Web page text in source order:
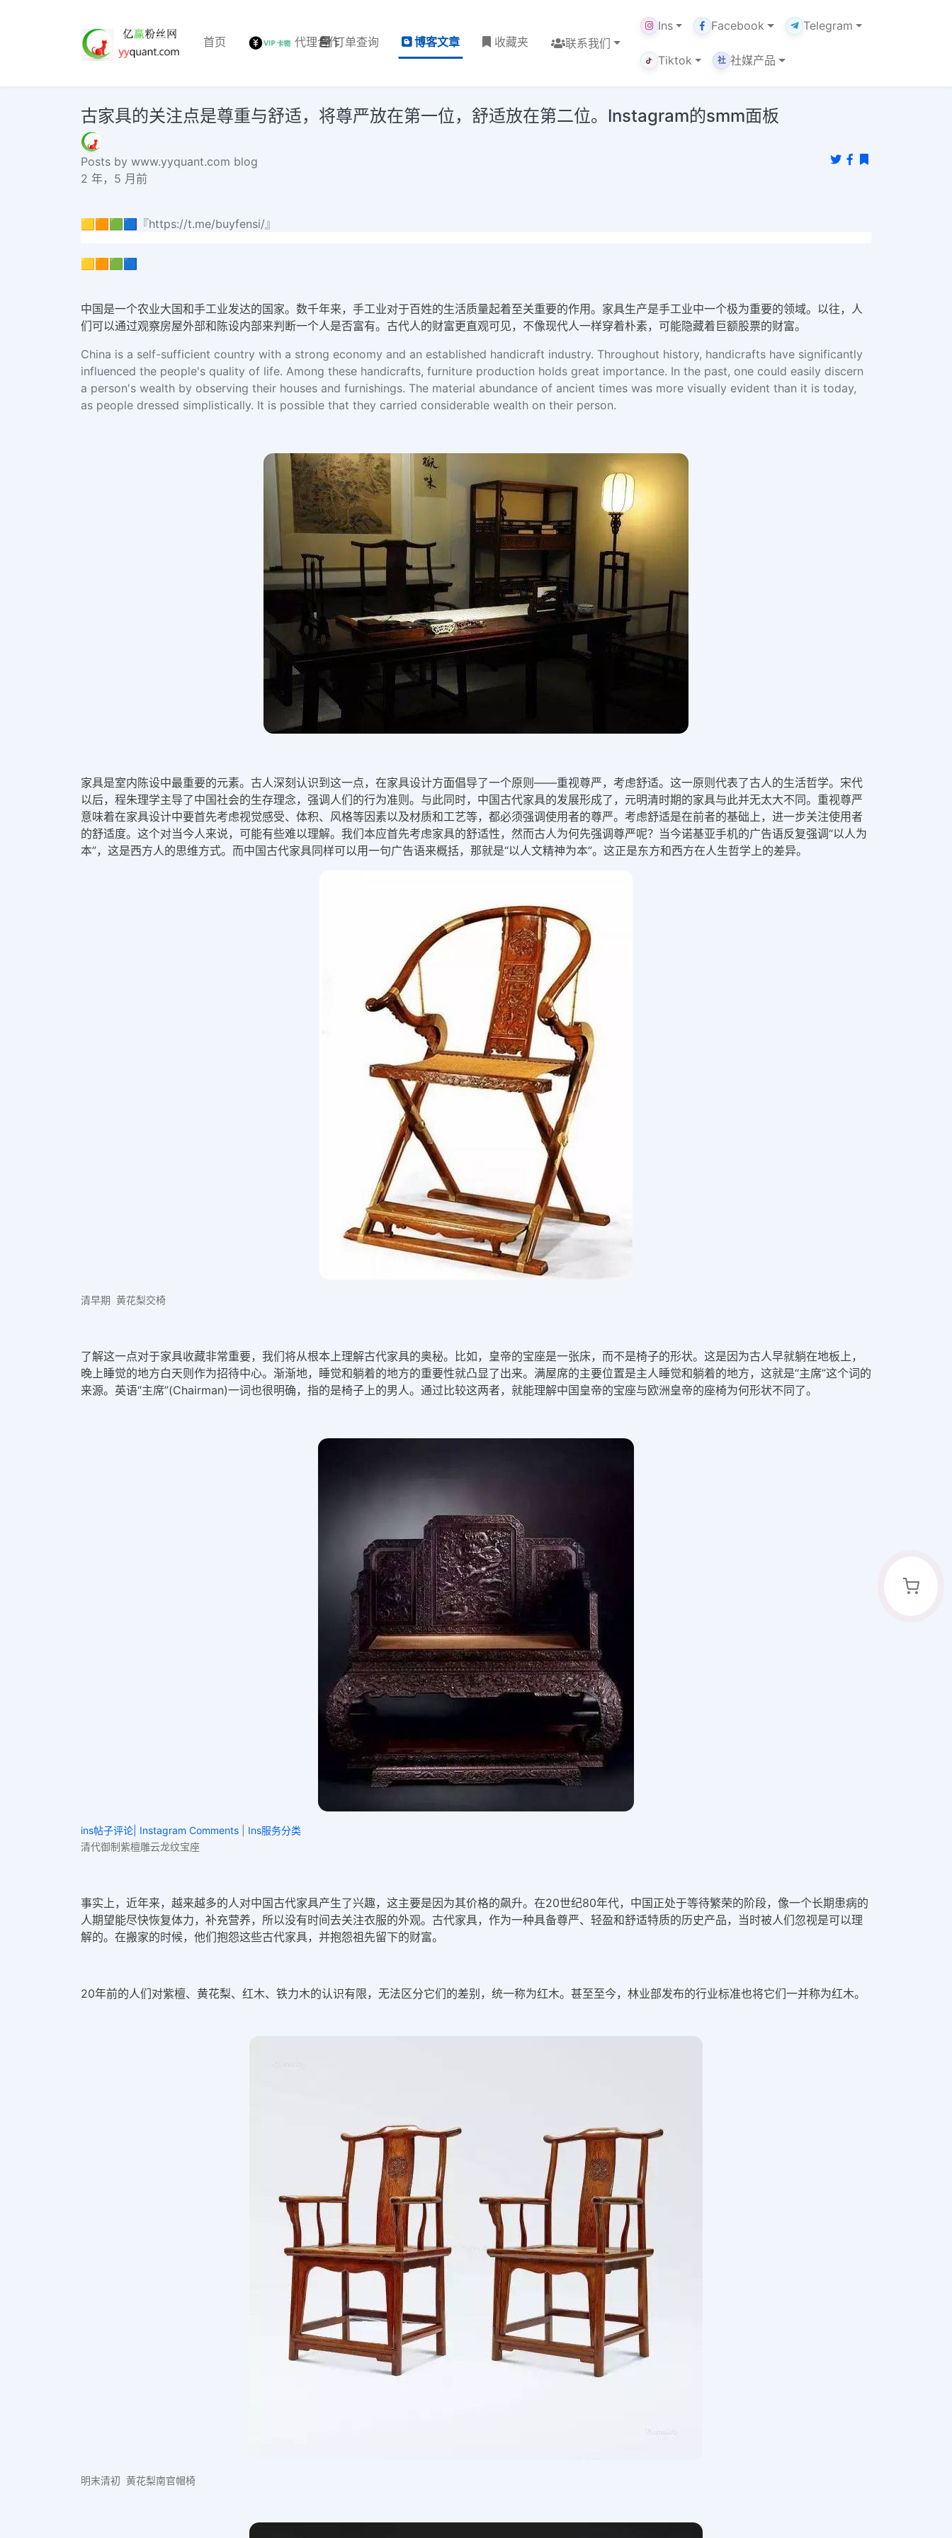
首页 代理合作订单查询 博客文章 收藏夹 联系我们
Ins Facebook Telegram
Tiktok 社 社媒产品
古家具的关注点是尊重与舒适，将尊严放在第一位，舒适放在第二位。Instagram的smm面板
Posts by www.yyquant.com blog
2 年，5 月前
🟨🟧🟩🟦『https://t.me/buyfensi/』
🟨🟧🟩🟦
中国是一个农业大国和手工业发达的国家。数千年来，手工业对于百姓的生活质量起着至关重要的作用。家具生产是手工业中一个极为重要的领域。以往，人
们可以通过观察房屋外部和陈设内部来判断一个人是否富有。古代人的财富更直观可见，不像现代人一样穿着朴素，可能隐藏着巨额股票的财富。
China is a self-sufficient country with a strong economy and an established handicraft industry. Throughout history, handicrafts have significantly
influenced the people's quality of life. Among these handicrafts, furniture production holds great importance. In the past, one could easily discern
a person's wealth by observing their houses and furnishings. The material abundance of ancient times was more visually evident than it is today,
as people dressed simplistically. It is possible that they carried considerable wealth on their person.
家具是室内陈设中最重要的元素。古人深刻认识到这一点，在家具设计方面倡导了一个原则——重视尊严，考虑舒适。这一原则代表了古人的生活哲学。宋代
以后，程朱理学主导了中国社会的生存理念，强调人们的行为准则。与此同时，中国古代家具的发展形成了，元明清时期的家具与此并无太大不同。重视尊严
意味着在家具设计中要首先考虑视觉感受、体积、风格等因素以及材质和工艺等，都必须强调使用者的尊严。考虑舒适是在前者的基础上，进一步关注使用者
的舒适度。这个对当今人来说，可能有些难以理解。我们本应首先考虑家具的舒适性，然而古人为何先强调尊严呢？当今诺基亚手机的广告语反复强调“以人为
本”，这是西方人的思维方式。而中国古代家具同样可以用一句广告语来概括，那就是“以人文精神为本”。这正是东方和西方在人生哲学上的差异。
清早期 黄花梨交椅
了解这一点对于家具收藏非常重要，我们将从根本上理解古代家具的奥秘。比如，皇帝的宝座是一张床，而不是椅子的形状。这是因为古人早就躺在地板上，
晚上睡觉的地方白天则作为招待中心。渐渐地，睡觉和躺着的地方的重要性就凸显了出来。满屋席的主要位置是主人睡觉和躺着的地方，这就是“主席”这个词的
来源。英语“主席”(Chairman)一词也很明确，指的是椅子上的男人。通过比较这两者，就能理解中国皇帝的宝座与欧洲皇帝的座椅为何形状不同了。
ins帖子评论| Instagram Comments
Ins服务分类
清代御制紫檀雕云龙纹宝座
事实上，近年来，越来越多的人对中国古代家具产生了兴趣，这主要是因为其价格的飙升。在20世纪80年代，中国正处于等待繁荣的阶段，像一个长期患病的
人期望能尽快恢复体力，补充营养，所以没有时间去关注衣服的外观。古代家具，作为一种具备尊严、轻盈和舒适特质的历史产品，当时被人们忽视是可以理
解的。在搬家的时候，他们抱怨这些古代家具，并抱怨祖先留下的财富。
20年前的人们对紫檀、黄花梨、红木、铁力木的认识有限，无法区分它们的差别，统一称为红木。甚至至今，林业部发布的行业标准也将它们一并称为红木。
明末清初 黄花梨南官帽椅